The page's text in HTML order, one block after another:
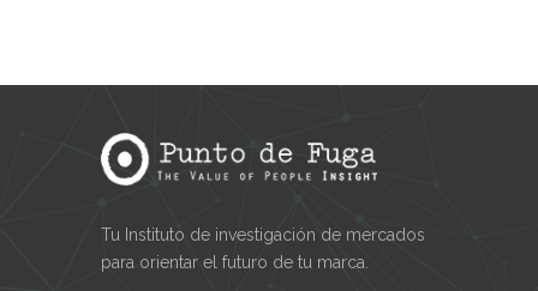
Tu Instituto de investigación de mercados
para orientar el futuro de tu marca.